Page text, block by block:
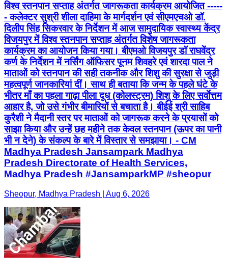
विश्व स्तनपान सप्ताह अंतर्गत जागरूकता कार्यक्रम आयोजित -----
- कलेक्टर सुश्री शीला दाहिमा के मार्गदर्शन एवं सीएमएचओ डॉ.
दिलीप सिंह सिकरवार के निर्देशन में आज सामुदायिक स्वास्थ्य केंद्र
विजयपुर में विश्व स्तनपान सप्ताह अंतर्गत विशेष जागरूकता
कार्यक्रम का आयोजन किया गया। बीएमओ विजयपुर डॉ राघवेंद्र
कर्ण के निर्देशन में नर्सिंग ऑफिसर पूनम शिवहरे एवं शारदा पाल ने
माताओं को स्तनपान की सही तकनीक और शिशु की सुरक्षा से जुड़ी
महत्वपूर्ण जानकारियां दीं। साथ ही बताया कि जन्म के पहले घंटे के
भीतर माँ का पहला गाढ़ा पीला दूध (कोलस्ट्रम) शिशु के लिए सर्वाेत्तम
आहार है, जो उसे गंभीर बीमारियों से बचाता है। बीईई श्री साहिब
कुरैशी ने मैदानी स्तर पर माताओं को जागरूक करने के प्रयासों को
साझा किया और उन्हें छह महीने तक केवल स्तनपान (ऊपर का पानी
भी न देने) के संकल्प के बारे में विस्तार से समझाया। - CM
Madhya Pradesh Jansampark Madhya
Pradesh Directorate of Health Services,
Madhya Pradesh #JansamparkMP #sheopur
Sheopur, Madhya Pradesh | Aug 6, 2026